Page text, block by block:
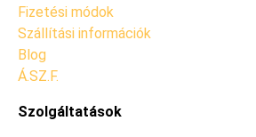
Fizetési módok
Szállítási információk
Blog
Á.SZ.F.
Szolgáltatások